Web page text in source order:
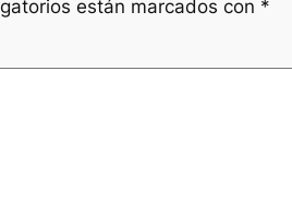
están marcados con *